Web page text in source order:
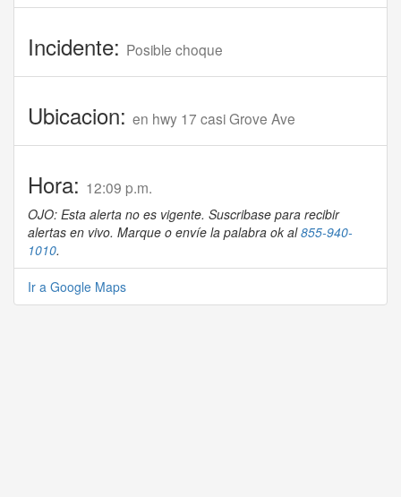
Incidente: Posible choque
Ubicacion: en hwy 17 casi Grove Ave
Hora: 12:09 p.m.
OJO: Esta alerta no es vigente. Suscribase para recibir
alertas en vivo. Marque o envíe la palabra ok al855-940-
1010.
Ir a Google Maps